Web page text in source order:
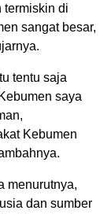
termiskin di
sangat besar,
tentu saja
saya
Kebumen
menurutnya,
dan sumber